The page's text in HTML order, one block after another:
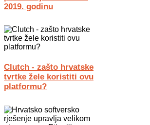
2019. godinu
Clutch - zašto hrvatske
tvrtke žele koristiti ovu
platformu?